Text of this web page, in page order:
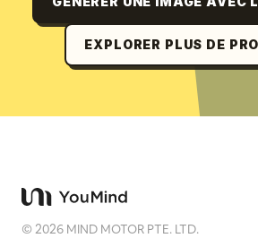
EXPLORER PLUS DE
©2026 MIND MOTOR PTE. LTD.